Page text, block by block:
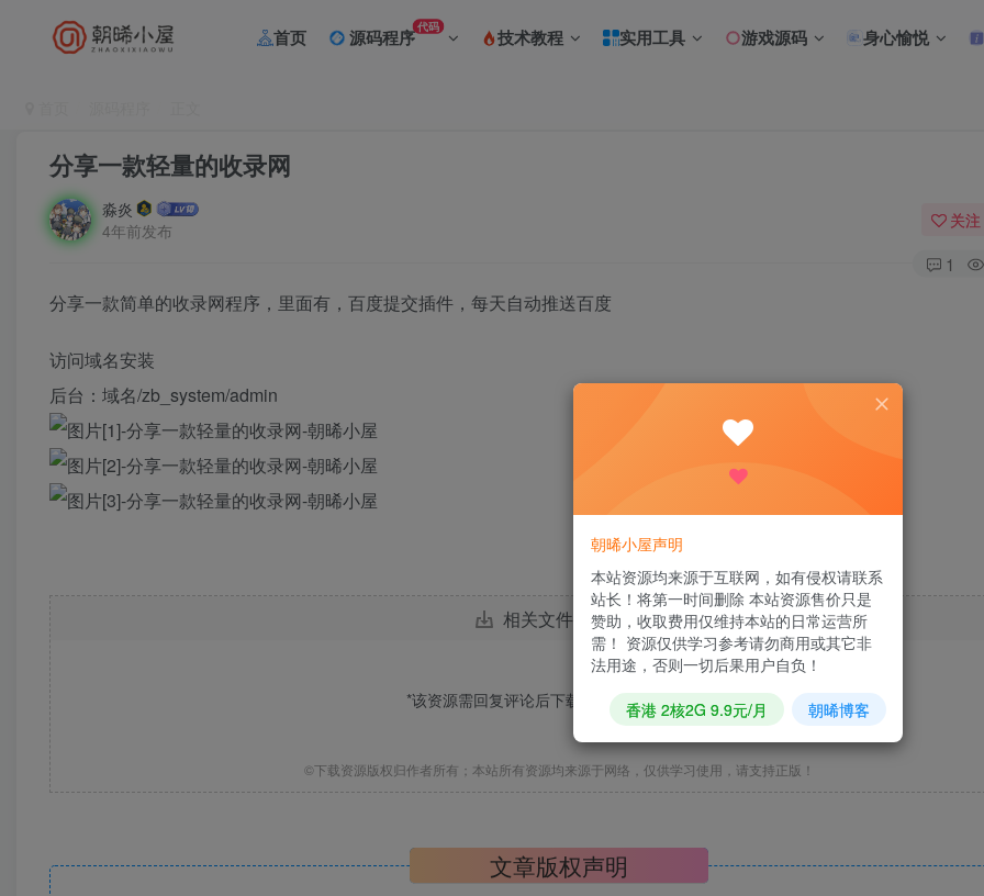
首页 源码程序代码 技术教程 实用工具 游戏源码 身心愉悦
分享一款轻量的收录网
淼炎
4年前发布
关注
1
分享一款简单的收录网程序，里面有，百度提交插件，每天自动推送百度
访问域名安装
后台：域名/zb_system/admin
相关文件下载地址
*该资源需回复评论后下载，马上去发表评论?
©下载资源版权归作者所有；本站所有资源均来源于网络，仅供学习使用，请支持正版！
文章版权声明
朝晞小屋声明
本站资源均来源于互联网，如有侵权请联系
站长！将第一时间删除 本站资源售价只是
赞助，收取费用仅维持本站的日常运营所
需！ 资源仅供学习参考请勿商用或其它非
法用途，否则一切后果用户自负！
香港 2核2G 9.9元/月 朝晞博客